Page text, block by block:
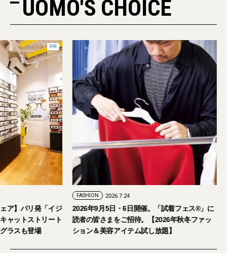
UOMO'S CHOICE
PR
【おしゃれな大人のアイウェア】パリ発「イジ
ピジ」が国内初の旗艦店をキャットストリート
にオープン。日本限定サングラスも登場
2026年9月5日・6
読者の皆さまをご
ション＆美容アイ